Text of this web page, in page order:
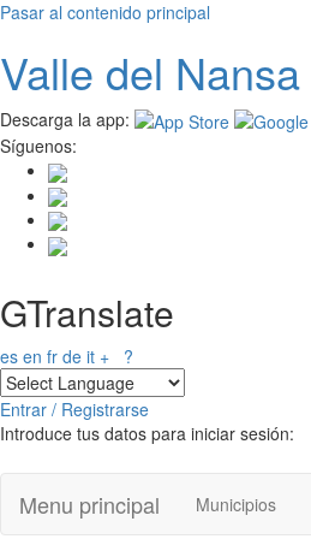
Pasar al contenido principal
Valle del Nansa
Descarga la app:
Síguenos:
GTranslate
es en fr de it + ?
Entrar / Registrarse
Introduce tus datos para iniciar sesión:
Menu principal Municipios